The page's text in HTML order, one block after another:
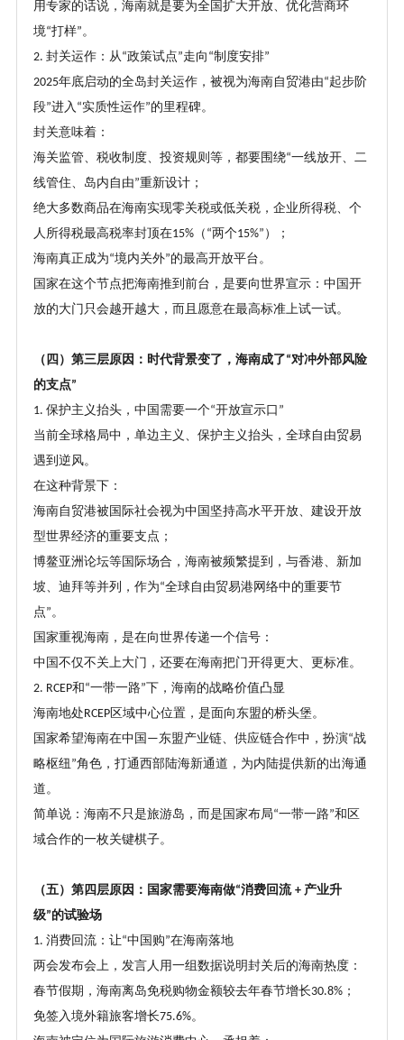
用专家的话说，海南就是要为全国扩大开放、优化营商环
境“打样” 。
2. 封关运作：从 “政策试点”走向 “制度安排”
2025年底启动的全岛封关运作，被视为海南自贸港由“起步阶
段”进入 “实质性运作”的里程碑。
封关意味着：
海关监管、税收制度、投资规则等，都要围绕“一线放开、二
线管住、岛内自由”重新设计；
绝大多数商品在海南实现零关税或低关税，企业所得税、个
人所得税最高税率封顶在15%（ “两个15%” ）；
海南真正成为“境内关外”的最高开放平台。
国家在这个节点把海南推到前台，是要向世界宣示：中国开
放的大门只会越开越大，而且愿意在最高标准上试一试。
（ 四 ） 第三层原因：时代背景变了，海南成了“对冲外部风险
的支点”
1. 保护主义抬头，中国需要一个“开放宣示口 ”
当前全球格局中，单边主义、保护主义抬头，全球自由贸易
遇到逆风。
在这种背景下：
海南自贸港被国际社会视为中国坚持高水平开放、建设开放
型世界经济的重要支点；
博鳌亚洲论坛等国际场合，海南被频繁提到，与香港、新加
坡、迪拜等并列，作为“全球自由贸易港网络中的重要节
点” 。
国家重视海南，是在向世界传递一个信号：
中国不仅不关上大门，还要在海南把门开得更大、更标准。
2. RCEP和“一带一路”下，海南的战略价值凸显
海南地处RCEP区域中心位置，是面向东盟的桥头堡。
国家希望海南在中国 —东盟产业链、供应链合作中，扮演“战
略枢纽 ”角色，打通西部陆海新通道，为内陆提供新的出海通
道。
简单说：海南不只是旅游岛，而是国家布局“一带一路”和区
域合作的一枚关键棋子。
（五）第四层原因：国家需要海南做“消费回流 + 产业升
级”的试验场
1. 消费回流：让“中国购”在海南落地
两会发布会上，发言人用一组数据说明封关后的海南热度：
春节假期，海南离岛免税购物金额较去年春节增长30.8%；
免签入境外籍旅客增长75.6%。